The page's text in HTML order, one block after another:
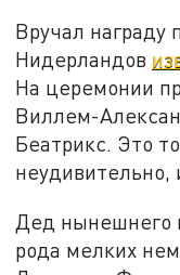
Вручал награду
Нидерландов
На церемонии
Виллем-
Беатрикс. Это
неудивительно,
Дед нынешнего
рода мелких